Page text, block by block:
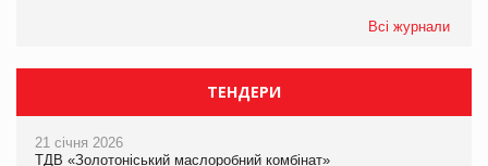
Всі журнали
ТЕНДЕРИ
21 січня 2026
ТДВ «Золотоніський маслоробний комбінат»